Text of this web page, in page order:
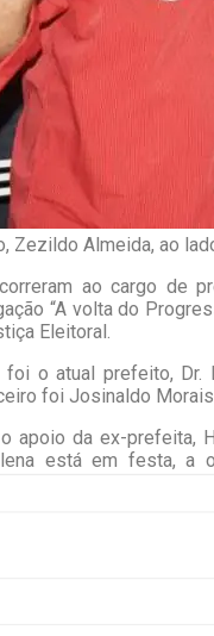
Zezildo Almeida, ao
ao cargo de
“A volta do
Eleitoral.
o atual prefeito, Dr.
foi Josinaldo
apoio da ex-prefeita,
está em festa, a